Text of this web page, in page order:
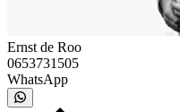
Ernst de Roo
0653731505
WhatsApp